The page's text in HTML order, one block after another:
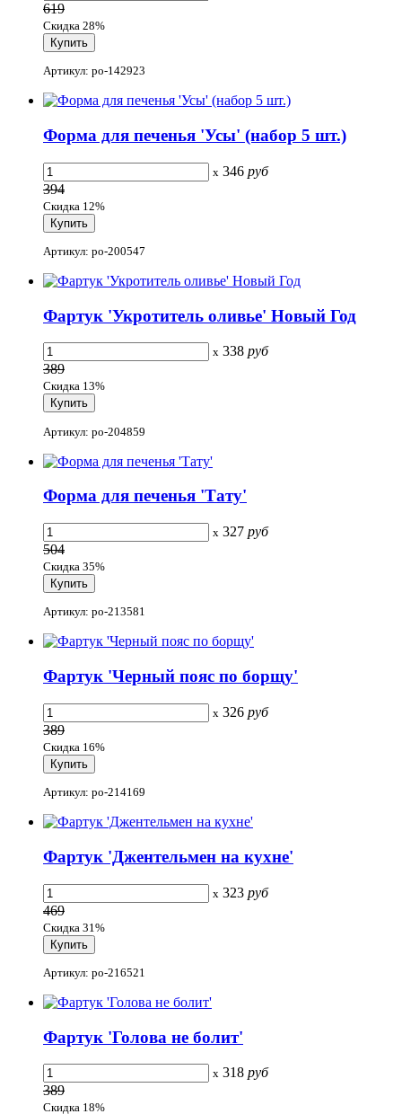
619
Скидка 28%
Артикул: po-142923
Форма для печенья 'Усы' (набор 5 шт.)
x 346 руб
394
Скидка 12%
Артикул: po-200547
Фартук 'Укротитель оливье' Новый Год
x 338 руб
389
Скидка 13%
Артикул: po-204859
Форма для печенья 'Тату'
x 327 руб
504
Скидка 35%
Артикул: po-213581
Фартук 'Черный пояс по борщу'
x 326 руб
389
Скидка 16%
Артикул: po-214169
Фартук 'Джентельмен на кухне'
x 323 руб
469
Скидка 31%
Артикул: po-216521
Фартук 'Голова не болит'
x 318 руб
389
Скидка 18%